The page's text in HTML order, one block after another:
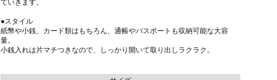
ていきます。
●スタイル
紙幣や小銭、カード類はもちろん、通帳やパスポートも収納可能な大容
量。
小銭入れは片マチつきなので、しっかり開いて取り出しラクラク。